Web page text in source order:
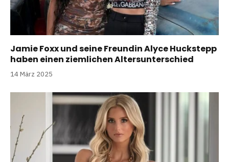
Jamie Foxx und seine Freundin Alyce Huckstepp
haben einen ziemlichen Altersunterschied
14 März 2025